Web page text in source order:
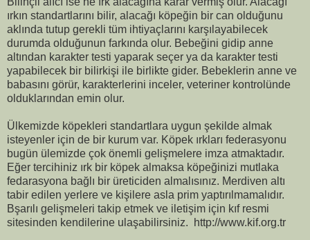
ırkın standartlarını bilir, alacağı köpeğin bir can olduğunu
aklında tutup gerekli tüm ihtiyaçlarını karşılayabilecek
durumda olduğunun farkında olur. Bebeğini gidip anne
altından karakter testi yaparak seçer ya da karakter testi
yapabilecek bir bilirkişi ile birlikte gider. Bebeklerin anne ve
babasını görür, karakterlerini inceler, veteriner kontrolünde
olduklarından emin olur.
Ülkemizde köpekleri standartlara uygun şekilde almak
isteyenler için de bir kurum var. Köpek ırkları federasyonu
bugün ülemizde çok önemli gelişmelere imza atmaktadır.
Eğer tercihiniz ırk bir köpek almaksa köpeğinizi mutlaka
fedarasyona bağlı bir üreticiden almalısınız. Merdiven altı
tabir edilen yerlere ve kişilere asla prim yaptırılmamalıdır.
Bşarılı gelişmeleri takip etmek ve iletişim için kıf resmi
sitesinden kendilerine ulaşabilirsiniz. http://www.kif.org.tr